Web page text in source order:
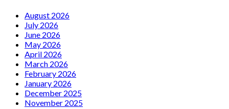
August 2026
July 2026
June 2026
May 2026
April 2026
March 2026
February 2026
January 2026
December 2025
November 2025